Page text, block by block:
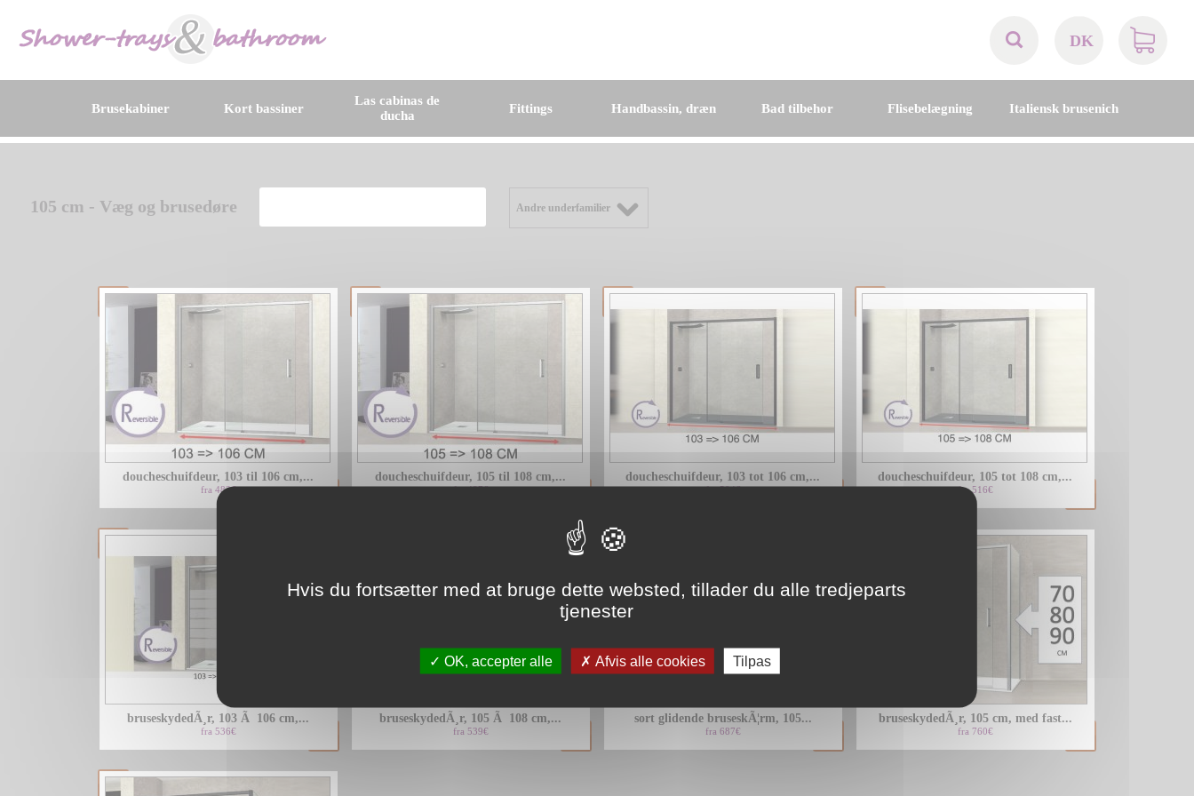
DK
BE
DK
LU
NL
PL
Brusekabiner Kort bassiner
Las cabinas de
ducha
Fittings Handbassin, dræn Bad tilbehor Flisebelægning Italiensk brusenich
105 cm - Væg og brusedøre Andre underfamilier
doucheschuifdeur, 103 til 106 cm,...
fra 483€
doucheschuifdeur, 105 til 108 cm,...
fra 487€
doucheschuifdeur, 103 tot 106 cm,...
fra 504€
doucheschuifdeur, 105 tot 108 cm,...
fra 516€
bruseskydedÃ¸r, 103 Ã 106 cm,...
fra 536€
bruseskydedÃ¸r, 105 Ã 108 cm,...
fra 539€
sort glidende bruseskÃ¦rm, 105...
fra 687€
bruseskydedÃ¸r, 105 cm, med fast...
fra 760€
Hvis du fortsætter med at bruge dette websted, tillader du alle tredjeparts
tjenester
OK, accepter alle Afvis alle cookies Tilpas